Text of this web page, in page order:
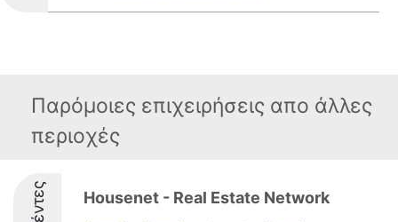
Παρόμοιες επιχειρήσεις απο άλλες
περιοχές
Housenet - Real Estate Network